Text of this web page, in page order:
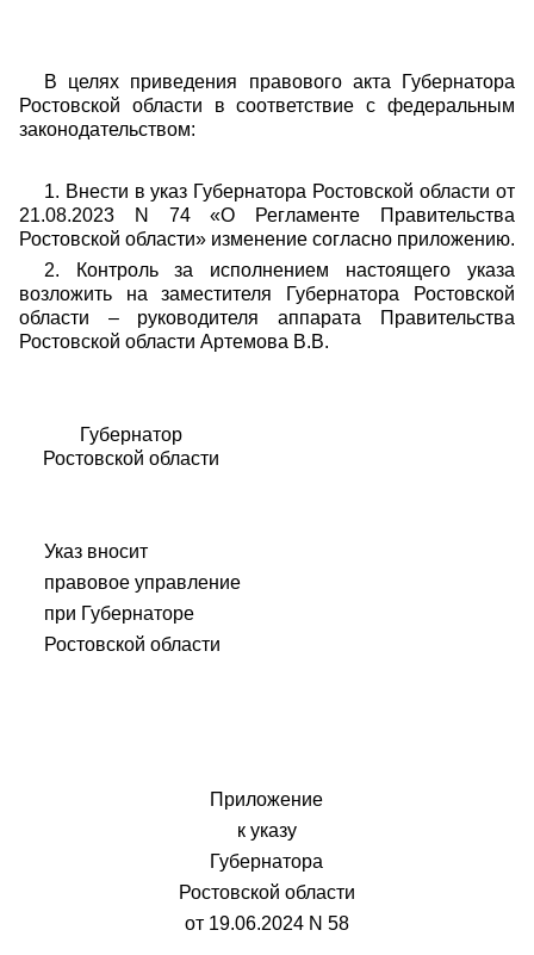
В целях приведения правового акта Губернатора
Ростовской области в соответствие с федеральным
законодательством:
1. Внести в указ Губернатора Ростовской области от
21.08.2023 N 74
«О Регламенте Правительства
Ростовской области» изменение согласно приложению.
2. Контроль за исполнением настоящего указа
возложить на заместителя Губернатора Ростовской
области – руководителя аппарата Правительства
Ростовской области Артемова В.В.
Губернатор
Ростовской области
Указ вносит
правовое управление
при Губернаторе
Ростовской области
Приложение
к указу
Губернатора
Ростовской области
от 19.06.2024 N 58